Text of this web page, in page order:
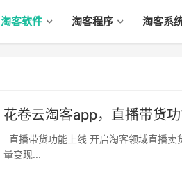
淘客软件 淘客程序 淘客系
花卷云淘客app，直播带货
量变现...